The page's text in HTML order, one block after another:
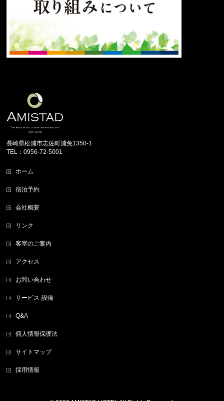
長崎県松浦市志佐町浦免1350-1
TEL：0956-72-5001
ホーム
宿泊予約
会社概要
リンク
客室のご案内
アクセス
お問い合わせ
サービス-設備
Q&A
個人情報保護法
サイトマップ
採用情報